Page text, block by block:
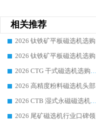
相关推荐
2026 CTG 干式磁选机选购指南|行业口碑靠谱生产厂家领域强者推荐
2026 CTB 湿式永磁磁选机选购指南|行业口碑良好品牌推荐，领域强者华体会手机网页版-华体会(中国)